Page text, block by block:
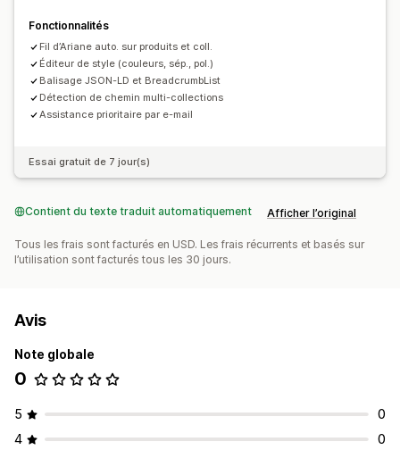
Fonctionnalités
Fil d’Ariane auto. sur produits et coll.
Éditeur de style (couleurs, sép., pol.)
Balisage JSON-LD et BreadcrumbList
Détection de chemin multi-collections
Assistance prioritaire par e-mail
Essai gratuit de 7 jour(s)
Contient du texte traduit automatiquement Afficher l’original
Tous les frais sont facturés en USD. Les frais récurrents et basés sur
l’utilisation sont facturés tous les 30 jours.
Avis
Note globale
0
5
0
4
0